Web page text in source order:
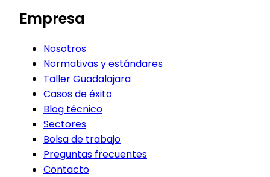
Empresa
Nosotros
Normativas y estándares
Taller Guadalajara
Casos de éxito
Blog técnico
Sectores
Bolsa de trabajo
Preguntas frecuentes
Contacto